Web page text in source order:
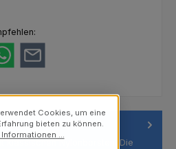
klassischen Nylonborsten. Die
Cookies, um eine
bieten zu können.
Informationen ...